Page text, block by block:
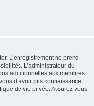
L’enregistrement ne prend
L’administrateur du
additionnelles aux membres
d’avoir pris connaissance
de vie privée. Assurez-vous